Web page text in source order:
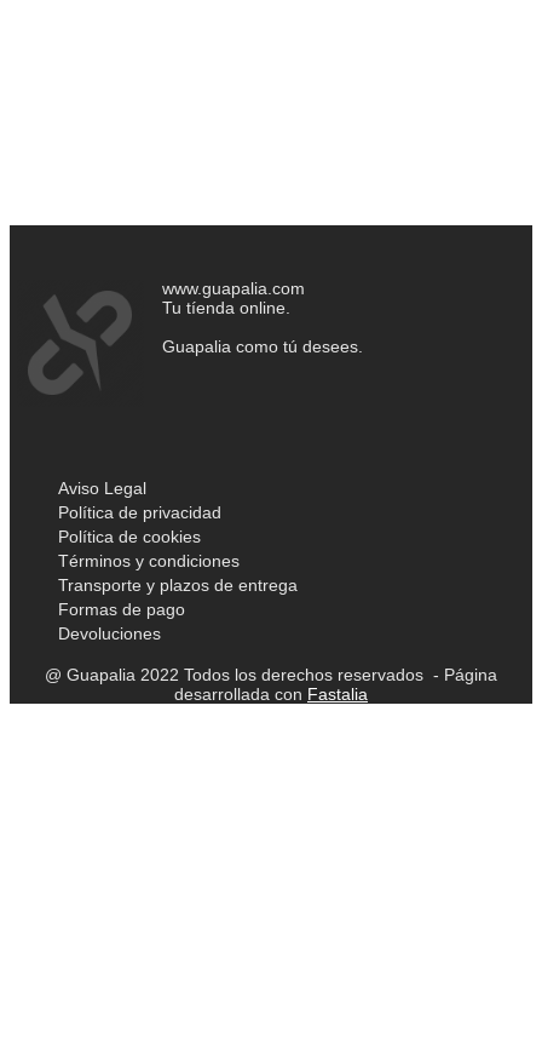
www.guapalia.com
Tu tíenda online.
Guapalia como tú desees.
Aviso Legal
Política de privacidad
Política de cookies
Términos y condiciones
Transporte y plazos de entrega
Formas de pago
Devoluciones
@ Guapalia 2022 Todos los derechos reservados - Página
desarrollada con Fastalia